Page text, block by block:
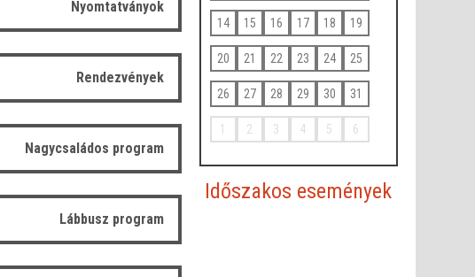
Nyomtatványok
Rendezvények
Nagycsaládos program
Lábbusz program
14 15 16 17 18 19
20 21 22 23 24 25
26 27 28 29 30 31
1 2 3 4 5 6
Időszakos események